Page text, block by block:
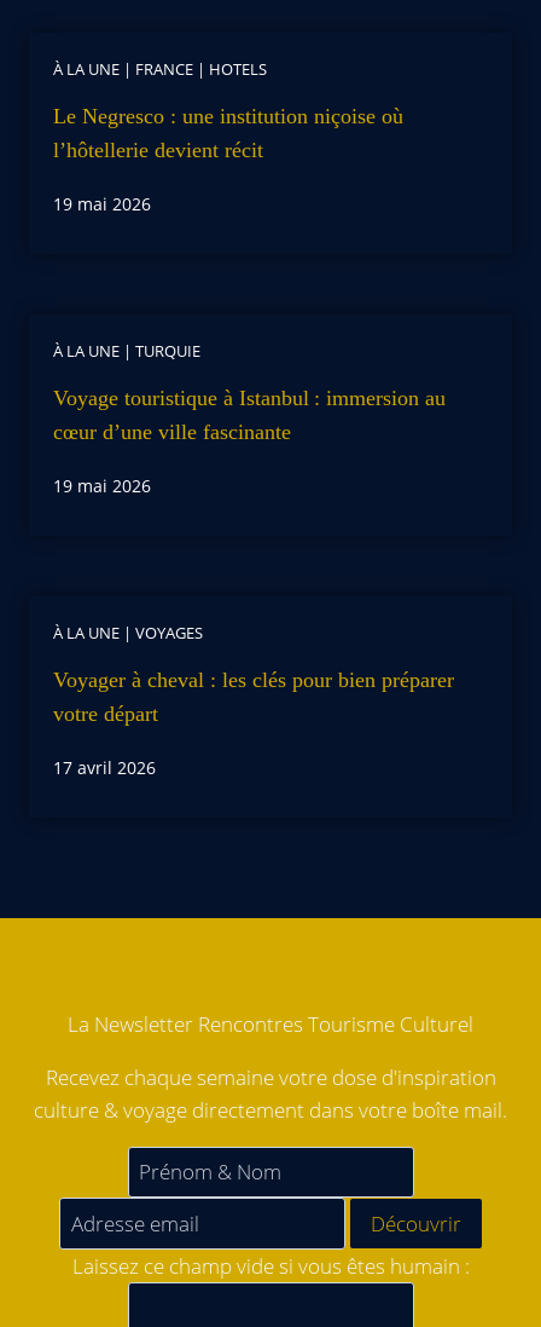
À LA UNE | FRANCE | HOTELS
Le Negresco : une institution niçoise où
l’hôtellerie devient récit
19 mai 2026
À LA UNE | TURQUIE
Voyage touristique à Istanbul : immersion au
cœur d’une ville fascinante
19 mai 2026
À LA UNE | VOYAGES
Voyager à cheval : les clés pour bien préparer
votre départ
17 avril 2026
La Newsletter Rencontres Tourisme Culturel
Recevez chaque semaine votre dose d'inspiration
culture & voyage directement dans votre boîte mail.
Laissez ce champ vide si vous êtes humain :